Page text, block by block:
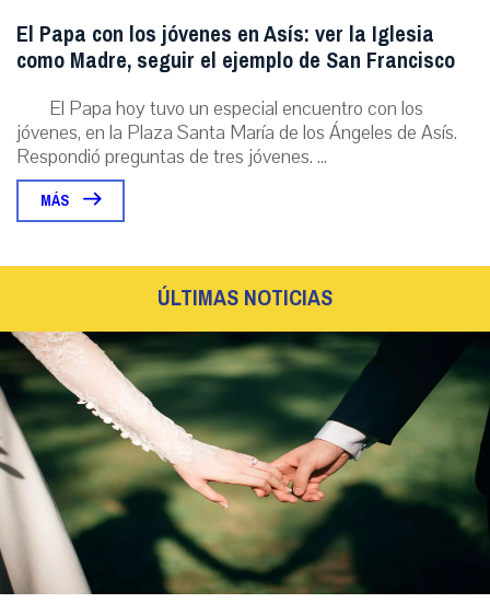
El Papa con los jóvenes en Asís: ver la Iglesia
como Madre, seguir el ejemplo de San Francisco
El Papa hoy tuvo un especial encuentro con los
jóvenes, en la Plaza Santa María de los Ángeles de Asís.
Respondió preguntas de tres jóvenes. ...
MÁS
ÚLTIMAS NOTICIAS